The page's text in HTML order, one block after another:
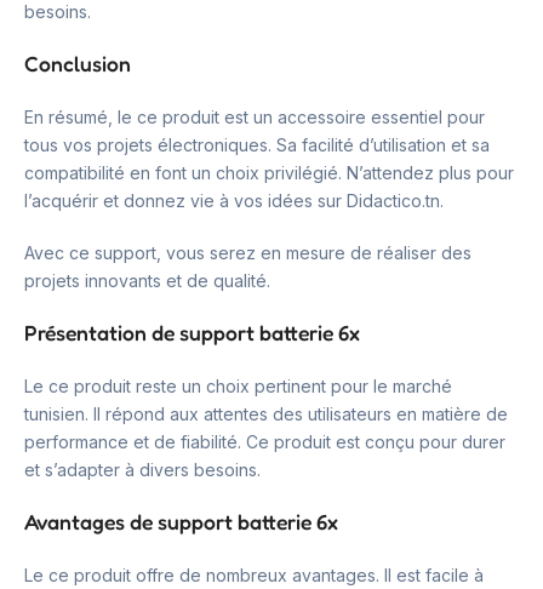
besoins.
Conclusion
En résumé, le ce produit est un accessoire essentiel pour
tous vos projets électroniques. Sa facilité d’utilisation et sa
compatibilité en font un choix privilégié. N’attendez plus pour
l’acquérir et donnez vie à vos idées sur Didactico.tn.
Avec ce support, vous serez en mesure de réaliser des
projets innovants et de qualité.
Présentation de support batterie 6x
Le ce produit reste un choix pertinent pour le marché
tunisien. Il répond aux attentes des utilisateurs en matière de
performance et de fiabilité. Ce produit est conçu pour durer
et s’adapter à divers besoins.
Avantages de support batterie 6x
Le ce produit offre de nombreux avantages. Il est facile à